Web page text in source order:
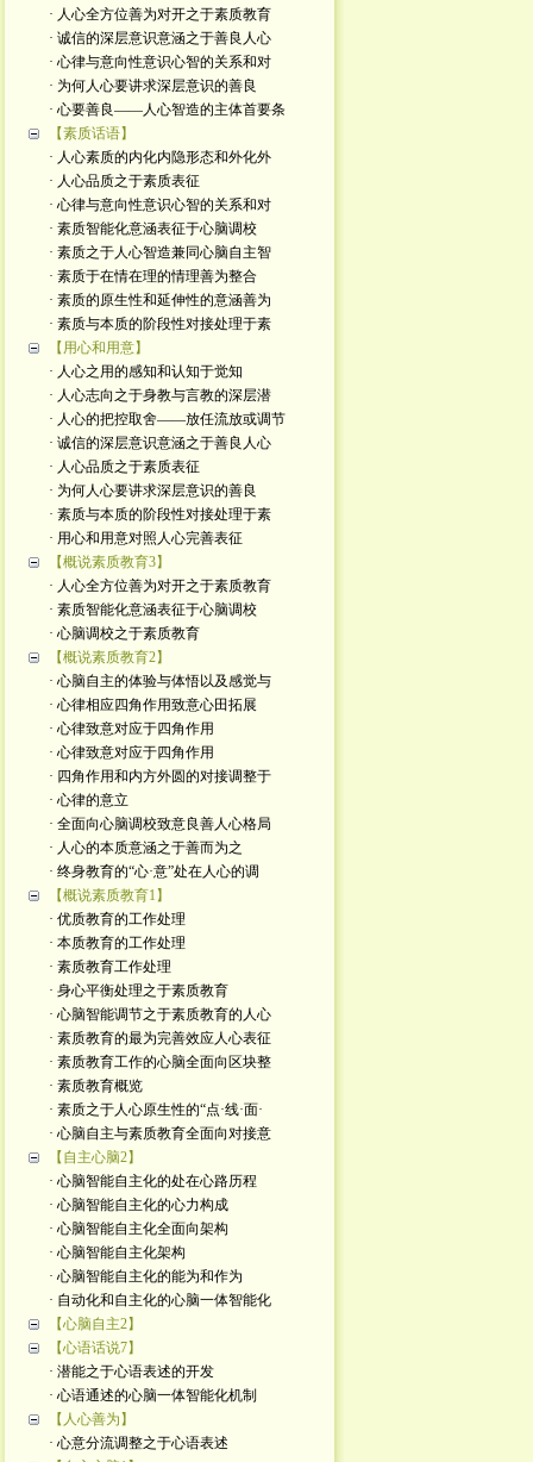
· 人心全方位善为对开之于素质教育
· 诚信的深层意识意涵之于善良人心
· 心律与意向性意识心智的关系和对
· 为何人心要讲求深层意识的善良
· 心要善良——人心智造的主体首要条
【素质话语】
· 人心素质的内化内隐形态和外化外
· 人心品质之于素质表征
· 心律与意向性意识心智的关系和对
· 素质智能化意涵表征于心脑调校
· 素质之于人心智造兼同心脑自主智
· 素质于在情在理的情理善为整合
· 素质的原生性和延伸性的意涵善为
· 素质与本质的阶段性对接处理于素
【用心和用意】
· 人心之用的感知和认知于觉知
· 人心志向之于身教与言教的深层潜
· 人心的把控取舍——放任流放或调节
· 诚信的深层意识意涵之于善良人心
· 人心品质之于素质表征
· 为何人心要讲求深层意识的善良
· 素质与本质的阶段性对接处理于素
· 用心和用意对照人心完善表征
【概说素质教育3】
· 人心全方位善为对开之于素质教育
· 素质智能化意涵表征于心脑调校
· 心脑调校之于素质教育
【概说素质教育2】
· 心脑自主的体验与体悟以及感觉与
· 心律相应四角作用致意心田拓展
· 心律致意对应于四角作用
· 心律致意对应于四角作用
· 四角作用和内方外圆的对接调整于
· 心律的意立
· 全面向心脑调校致意良善人心格局
· 人心的本质意涵之于善而为之
· 终身教育的“心·意”处在人心的调
【概说素质教育1】
· 优质教育的工作处理
· 本质教育的工作处理
· 素质教育工作处理
· 身心平衡处理之于素质教育
· 心脑智能调节之于素质教育的人心
· 素质教育的最为完善效应人心表征
· 素质教育工作的心脑全面向区块整
· 素质教育概览
· 素质之于人心原生性的“点·线·面·
· 心脑自主与素质教育全面向对接意
【自主心脑2】
· 心脑智能自主化的处在心路历程
· 心脑智能自主化的心力构成
· 心脑智能自主化全面向架构
· 心脑智能自主化架构
· 心脑智能自主化的能为和作为
· 自动化和自主化的心脑一体智能化
【心脑自主2】
【心语话说7】
· 潜能之于心语表述的开发
· 心语通述的心脑一体智能化机制
【人心善为】
· 心意分流调整之于心语表述